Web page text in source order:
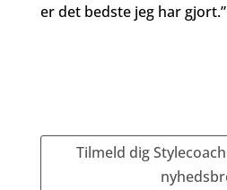
er det bedste jeg har
Tilmeld dig